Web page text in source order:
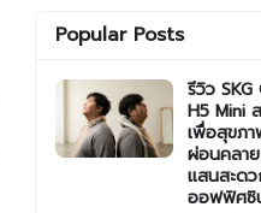
Popular Posts
รีวิว SKG
H5 Mini
เพื่อสุขภ
ผ่อนคลา
แสนสะด
ออฟฟิศซิ